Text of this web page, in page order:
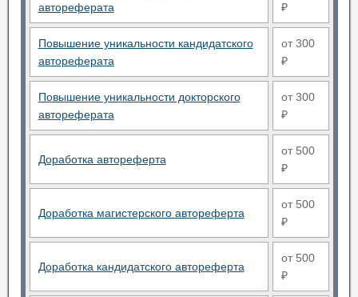
автореферата
₽
Повышение уникальности кандидатского
автореферата
от 300
₽
Повышение уникальности докторского
автореферата
от 300
₽
Доработка автореферта
от 500
₽
Доработка магистерского автореферта
от 500
₽
Доработка кандидатского автореферта
от 500
₽